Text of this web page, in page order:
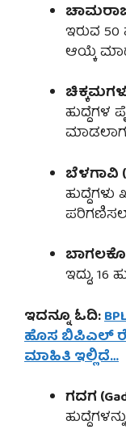
ಇರುವ 50
ಆಯ್ಕೆ
ಹುದ್ದೆಗಳ
ಬೆಳಗಾವಿ
ಹುದ್ದೆಗಳು
ಇದ್ದು, 16
ಇದನ್ನೂ ಓದಿ:
ಹೊಸ ಬಿಪಿಎಲ್
ಮಾಹಿತಿ ಇಲ್ಲಿದೆ…
ಗದಗ